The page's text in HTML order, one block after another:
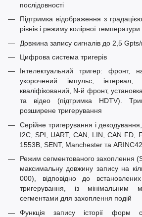
послідовності
Підтримка відображення з
рівнів і режиму колірної температури
Довжина запису сигналів до 2,5
Цифрова система тригерів
Інтелектуальний тригер: фронт,
укорочений імпульс, інтервал,
кваліфікований, N-й фронт,
та відео (підтримка HDTV).
розширене тригерування
Серійне тригерування і
I2C, SPI, UART, CAN, LIN, CAN FD,
1553B, SENT, Manchester та
Режим сегментованого захоплення
максимальну довжину запису на
000), відповідно до
тригерування, із
сегментами для захоплення подій
Функція запису історії форм